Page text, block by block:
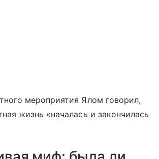
мероприятия Ялом говорил,
жизнь «началась и закончилась